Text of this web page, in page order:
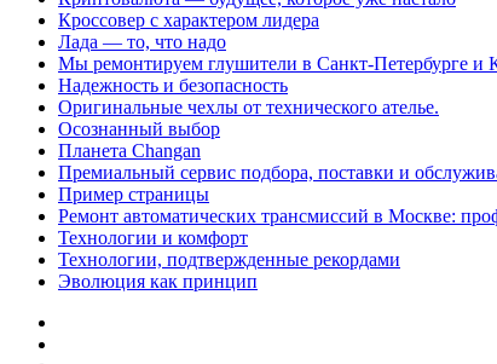
Кроссовер с характером лидера
Лада — то, что надо
Мы ремонтируем глушители в Санкт-Петербурге и
Надежность и безопасность
Оригинальные чехлы от технического ателье.
Осознанный выбор
Планета Changan
Премиальный сервис подбора, поставки и
Пример страницы
Ремонт автоматических трансмиссий в Москве:
Технологии и комфорт
Технологии, подтвержденные рекордами
Эволюция как принцип